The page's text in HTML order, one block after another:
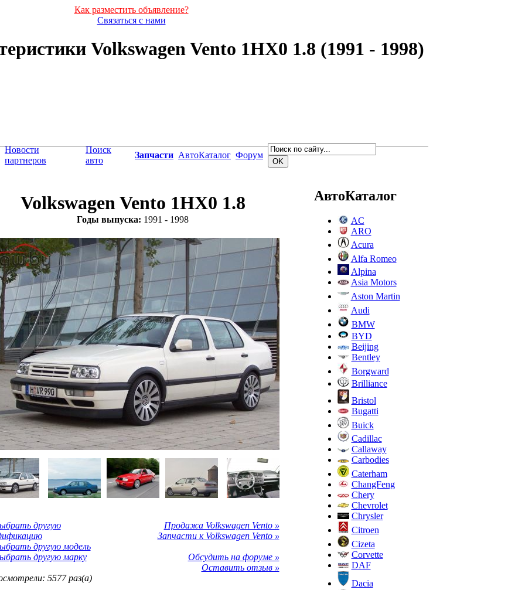
Как разместить объявление?
Связаться с нами
Volkswagen Vento 1HX0 1.8 (1991 - 1998)
Новости
партнеров
Поиск
авто
Запчасти АвтоКаталог Форум
Volkswagen Vento 1HX0 1.8
Годы выпуска: 1991 - 1998
другую
другую модель
другую марку
5577 раз(а)
Продажа Volkswagen Vento »
Запчасти к Volkswagen Vento »
Обсудить на форуме »
Оставить отзыв »
АвтоКаталог
AC
ARO
Acura
Alfa Romeo
Alpina
Asia Motors
Aston Martin
Audi
BMW
BYD
Beijing
Bentley
Borgward
Brilliance
Bristol
Bugatti
Buick
Cadillac
Callaway
Carbodies
Caterham
ChangFeng
Chery
Chevrolet
Chrysler
Citroen
Cizeta
Corvette
DAF
Dacia